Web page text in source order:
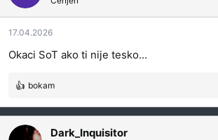
v
a
n
a
17.04.2026
Okaci SoT ako ti nije tesko...
R
a
g
bokam
Dark_Inquisitor